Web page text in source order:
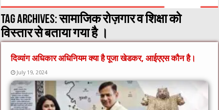
Tag Archives:सामाजिक रोज़गार व शिक्षा को
विस्तार से बताया गया है ।
दिव्यांग अधिकार अधिनियम क्या है पूजा खेडकर, आईएएस कौन है।
July 19, 2024